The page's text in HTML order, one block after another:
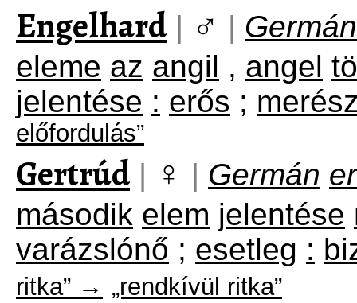
Engelhard | ♂ | Germán
eleme az angil , angel
jelentése : erős ;
előfordulás”
Gertrúd | ♀ | Germán
második elem jelentése
varázslónő ; esetleg :
ritka” → „rendkívül ritka”